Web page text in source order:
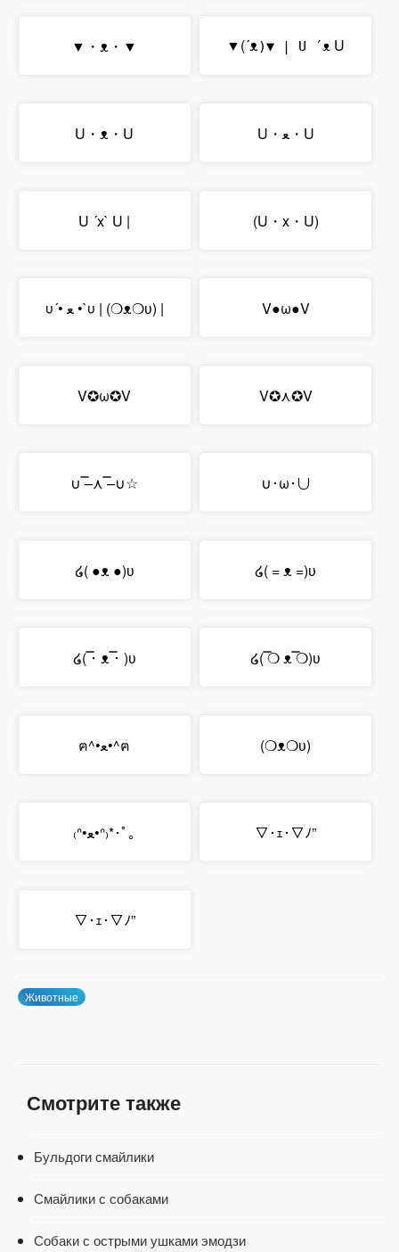
▼・ᴥ・▼ ▼(´ᴥ)▼ | U ´ᴥ U
U・ᴥ・U U・ﻌ・U
U ´x` U | (U・x・U)
υ´• ﻌ •`υ | (❍ᴥ❍ʋ) | V●ω●V
V✪ω✪V V✪⋏✪V
∪ ̿–⋏ ̿–∪☆ ∪･ω･∪
໒( ●ᴥ ●)ʋ ໒( = ᴥ =)ʋ
໒( ̿･ ᴥ ̿･ )ʋ ໒( ̿❍ ᴥ ̿❍)ʋ
ฅ^•ﻌ•^ฅ (❍ᴥ❍ʋ)
₍ᐢ•ﻌ•ᐢ₎*･ﾟ｡ ▽･ｪ･▽ﾉ”
▽･ｪ･▽ﾉ”
Животные
Смотрите также
Бульдоги смайлики
Смайлики с собаками
Собаки с острыми ушками эмодзи